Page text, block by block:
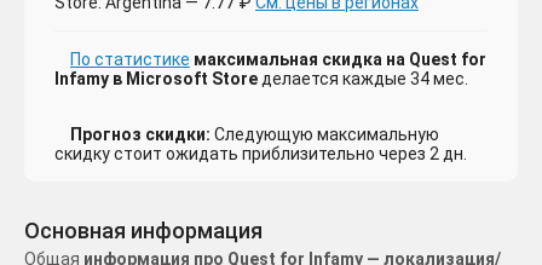
По статистике максимальная скидка на Quest for
Infamy в Microsoft Storeделается каждые 34 мес.
Прогноз скидки: Следующую максимальную
скидку стоит ожидать приблизительно через 2 дн.
Основная информация
Общая информация про Quest for Infamy — локализация/